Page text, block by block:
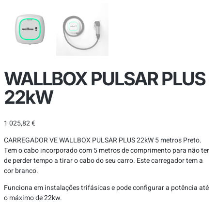
WALLBOX PULSAR PLUS
22kW
1 025,82€
CARREGADOR VE WALLBOX PULSAR PLUS 22kW 5 metros Preto.
Tem o cabo incorporado com 5 metros de comprimento para não ter
de perder tempo a tirar o cabo do seu carro. Este carregador tem a
cor branco.
Funciona em instalações trifásicas e pode configurar a potência até
o máximo de 22kw.